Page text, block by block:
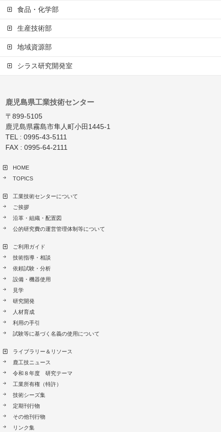
食品・化学部
生産技術部
地域資源部
シラス研究開発室
鹿児島県工業技術センター
〒899-5105
鹿児島県霧島市隼人町小田1445-1
TEL : 0995-43-5111
FAX : 0995-64-2111
HOME
TOPICS
工業技術センターについて
ご挨拶
沿革・組織・配置図
公的研究費の運営管理体制等について
ご利用ガイド
技術指導・相談
依頼試験・分析
設備・機器使用
見学
研究開発
人材育成
利用の手引
試験等に基づく名義の使用について
ライブラリー＆リソース
鹿工技ニュース
令和８年度 研究テーマ
工業所有権（特許）
技術シーズ集
定期刊行物
その他刊行物
リンク集